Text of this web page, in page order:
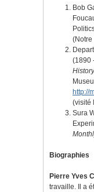
Bob
(Notre
(1890
History
http://
(visité
Sura
Biographies
Pierre Yves
travaille. Il a